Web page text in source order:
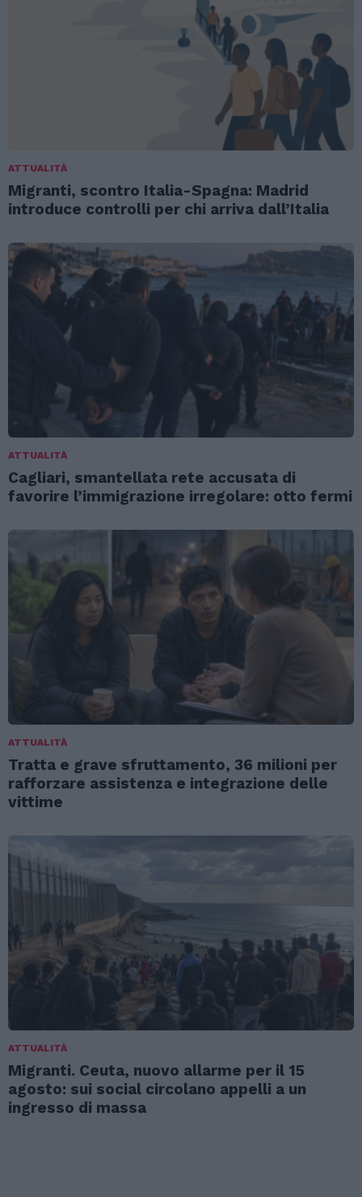
ATTUALITÀ
Migranti, scontro Italia-Spagna: Madrid
introduce controlli per chi arriva dall’Italia
ATTUALITÀ
Cagliari, smantellata rete accusata di
favorire l’immigrazione irregolare: otto fermi
ATTUALITÀ
Tratta e grave sfruttamento, 36 milioni per
rafforzare assistenza e integrazione delle
vittime
ATTUALITÀ
Migranti. Ceuta, nuovo allarme per il 15
agosto: sui social circolano appelli a un
ingresso di massa